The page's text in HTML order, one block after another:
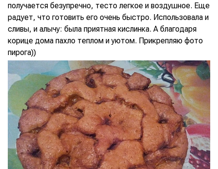
получается безупречно, тесто легкое и воздушное. Еще
радует, что готовить его очень быстро. Использовала и
сливы, и алычу: была приятная кислинка. А благодаря
корице дома пахло теплом и уютом. Прикрепляю фото
пирога))